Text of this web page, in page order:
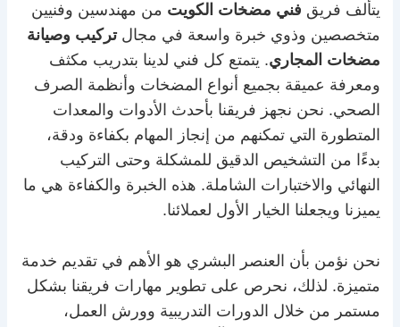
يتألف فريق فني مضخات الكويت من مهندسين وفنيين
متخصصين وذوي خبرة واسعة في مجالتركيب وصيانة
مضخات المجاري. يتمتع كل فني لدينا بتدريب مكثف
ومعرفة عميقة بجميع أنواع المضخات وأنظمة الصرف
الصحي. نحن نجهز فريقنا بأحدث الأدوات والمعدات
المتطورة التي تمكنهم من إنجاز المهام بكفاءة ودقة،
بدءًا من التشخيص الدقيق للمشكلة وحتى التركيب
النهائي والاختبارات الشاملة. هذه الخبرة والكفاءة هي ما
يميزنا ويجعلنا الخيار الأول لعملائنا.
نحن نؤمن بأن العنصر البشري هو الأهم في تقديم خدمة
متميزة. لذلك، نحرص على تطوير مهارات فريقنا بشكل
مستمر من خلال الدورات التدريبية وورش العمل،